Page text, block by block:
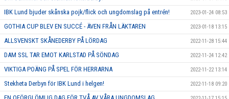
IBK Lund bjuder skånska pojk/flick och ungdomslag på entrén! 2023-01-24 08:53
GOTHIA CUP BLEV EN SUCCÉ - ÄVEN FRÅN LÄKTAREN 2023-01-18 13:15
ALLSVENSKT SKÅNEDERBY PÅ LÖRDAG 2022-11-28 15:44
DAM SSL TAR EMOT KARLSTAD PÅ SÖNDAG 2022-11-24 12:42
VIKTIGA POÄNG PÅ SPEL FÖR HERRARNA 2022-11-22 13:14
Stekheta Derbyn för IBK Lund i helgen! 2022-11-18 09:20